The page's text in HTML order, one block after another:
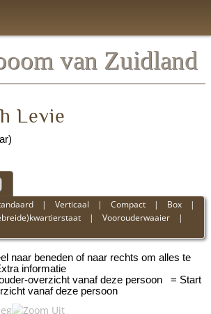
van Zuidland
Levie
|Verticaal |Compact | Box |
|Voorouderwaaier |
naar beneden of naar rechts om alles te
informatie
= Start
vanaf deze persoon